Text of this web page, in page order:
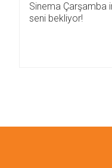
Sinema Çarşamba
seni bekliyor!